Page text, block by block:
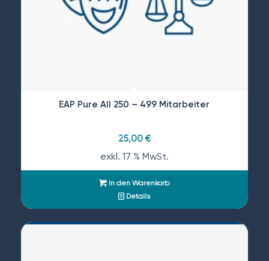
EAP Pure All 250 – 499 Mitarbeiter
25,00 €
exkl. 17 % MwSt.
In den Warenkorb
Details